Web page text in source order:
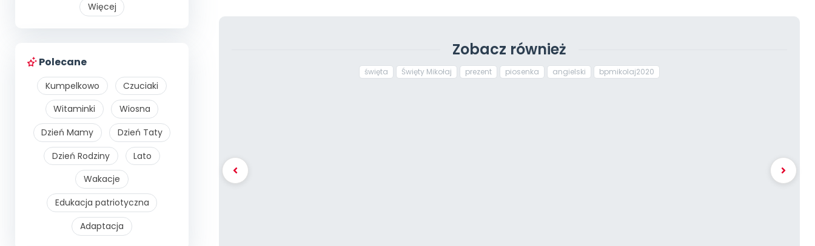
Więcej
Polecane
Kumpelkowo
Czuciaki
Witaminki
Wiosna
Dzień Mamy
Dzień Taty
Dzień Rodziny
Lato
Wakacje
Edukacja patriotyczna
Adaptacja
Zobacz również
święta Święty Mikołaj prezent piosenka angielski bpmikolaj2020